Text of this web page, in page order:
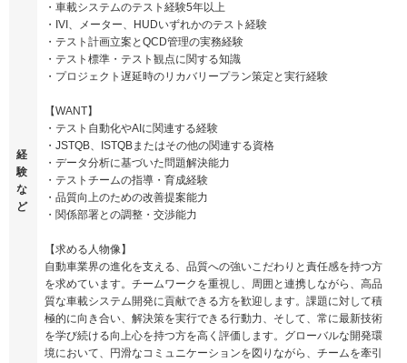
経
験
な
ど
・車載システムのテスト経験5年以上
・IVI、メーター、HUDいずれかのテスト経験
・テスト計画立案とQCD管理の実務経験
・テスト標準・テスト観点に関する知識
・プロジェクト遅延時のリカバリープラン策定と実行経験
【WANT】
・テスト自動化やAIに関連する経験
・JSTQB、ISTQBまたはその他の関連する資格
・データ分析に基づいた問題解決能力
・テストチームの指導・育成経験
・品質向上のための改善提案能力
・関係部署との調整・交渉能力
【求める人物像】
自動車業界の進化を支える、品質への強いこだわりと責任感を持つ方
を求めています。チームワークを重視し、周囲と連携しながら、高品
質な車載システム開発に貢献できる方を歓迎します。課題に対して積
極的に向き合い、解決策を実行できる行動力、そして、常に最新技術
を学び続ける向上心を持つ方を高く評価します。グローバルな開発環
境において、円滑なコミュニケーションを図りながら、チームを牽引